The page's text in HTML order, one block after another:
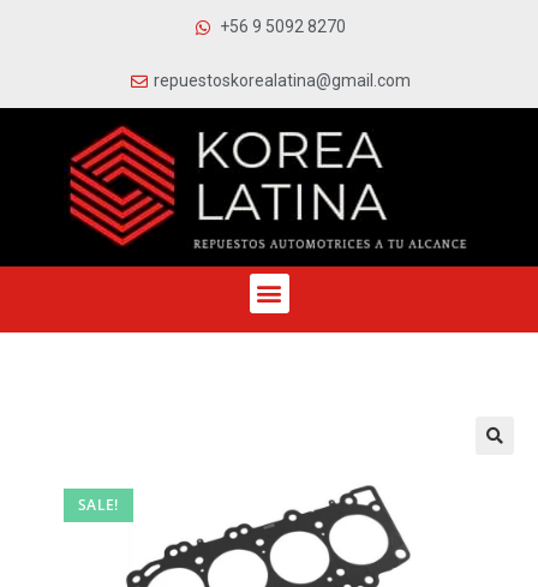
+56 9 5092 8270
repuestoskorealatina@gmail.com
SALE!